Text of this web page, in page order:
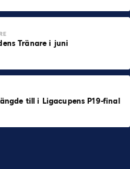
Tränare i juni
till i Ligacupens P19-final